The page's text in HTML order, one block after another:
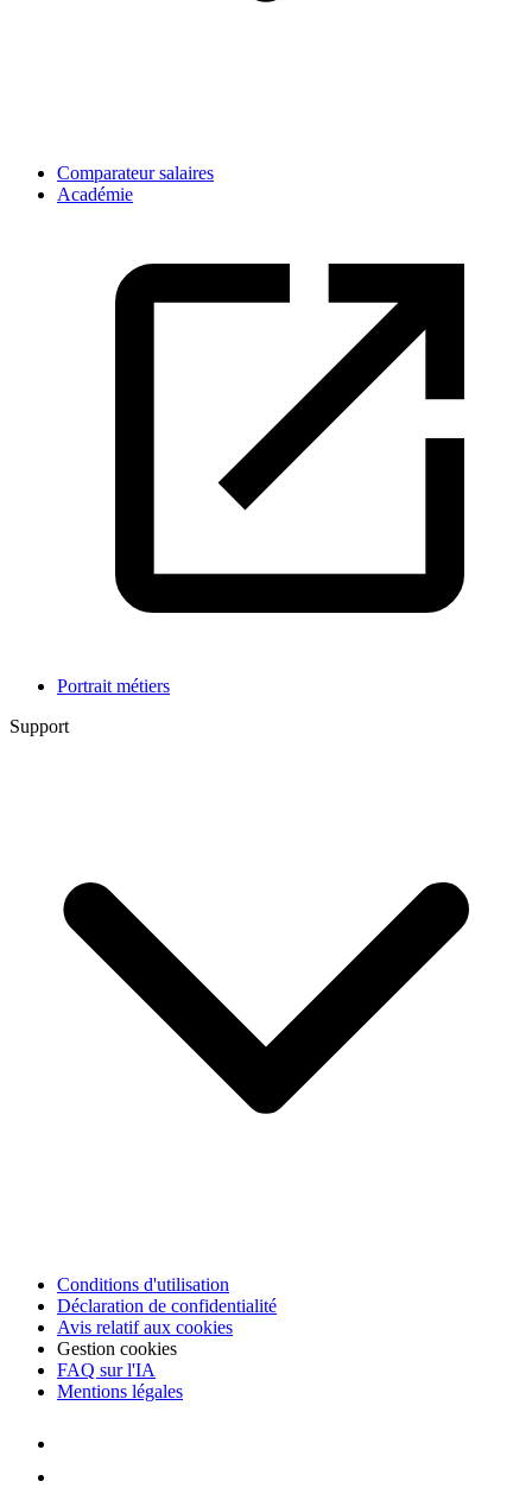
Comparateur salaires
Académie
Portrait métiers
Support
Conditions d'utilisation
Déclaration de confidentialité
Avis relatif aux cookies
Gestion cookies
FAQ sur l'IA
Mentions légales